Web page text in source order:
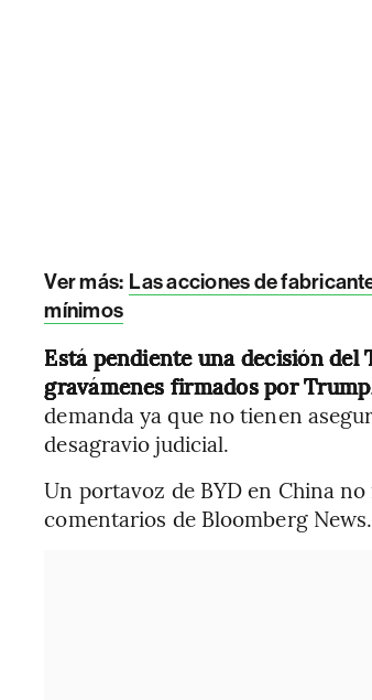
Ver más: Las acciones de
mínimos
Está pendiente una decisión del
gravámenes firmados por Trump
demanda ya que no tienen
desagravio judicial.
Un portavoz de BYD en China
comentarios de Bloomberg